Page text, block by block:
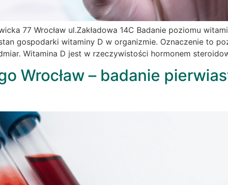
77 Wrocław ul.Zakładowa 14C Badanie poziomu
gospodarki witaminy D w organizmie. Oznaczenie to
Witamina D jest w rzeczywistości hormonem
Wrocław – badanie